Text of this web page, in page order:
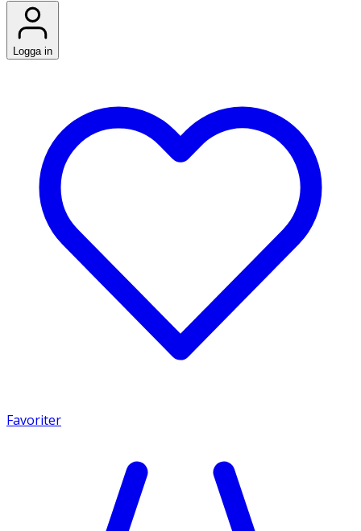
Logga in
Favoriter